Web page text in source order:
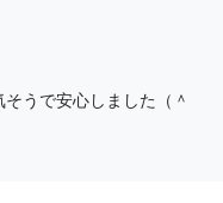
うで安心しました（＾